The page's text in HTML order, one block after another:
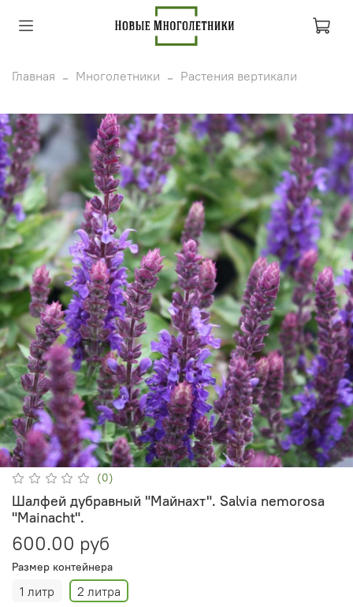
Главная Многолетники Растения вертикали
(0)
Шалфей дубравный "Майнахт". Salvia nemorosa
"Mainacht".
600.00 руб
Размер контейнера
1 литр 2 литра